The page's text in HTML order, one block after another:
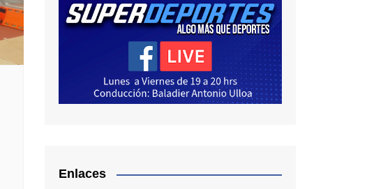
Enlaces